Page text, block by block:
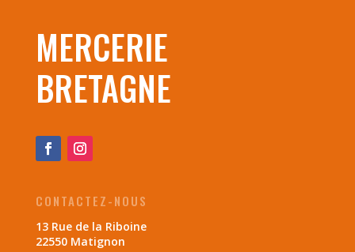
MERCERIE
BRETAGNE
CONTACTEZ-NOUS
13 Rue de la Riboine
22550 Matignon